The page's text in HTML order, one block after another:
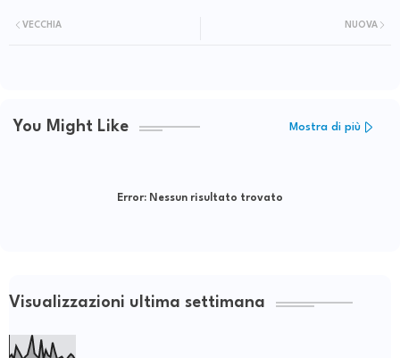
NUOVA
VECCHIA
You Might Like Mostra di più
Error: Nessun risultato trovato
Visualizzazioni ultima settimana